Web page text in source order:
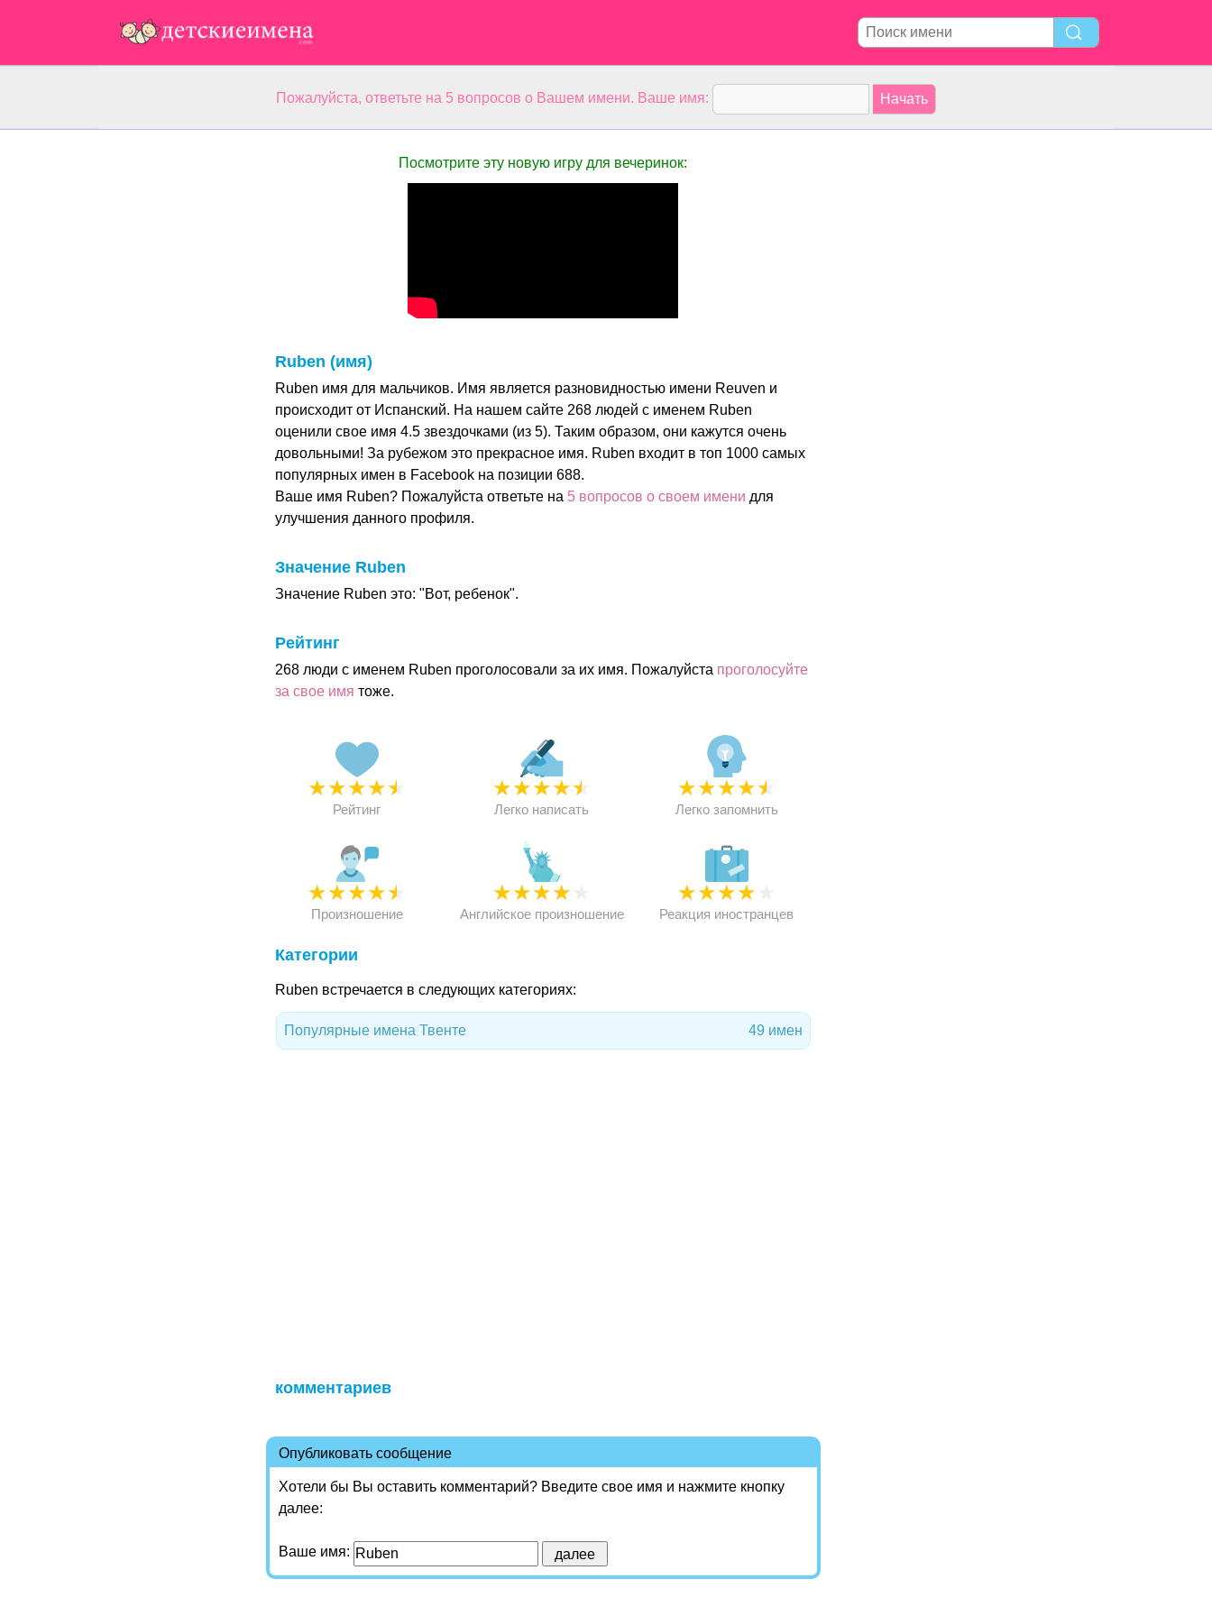
Пожалуйста, ответьте на 5 вопросов о Вашем имени. Ваше имя:
Посмотрите эту новую игру для вечеринок:
Ruben (имя)
Ruben имя для мальчиков. Имя является разновидностью имени Reuven и
происходит от Испанский. На нашем сайте 268 людей с именем Ruben
оценили свое имя 4.5 звездочками (из 5). Таким образом, они кажутся очень
довольными! За рубежом это прекрасное имя. Ruben входит в топ 1000 самых
популярных имен в Facebook на позиции 688.
Ваше имя Ruben? Пожалуйста ответьте на 5 вопросов о своем имени для
улучшения данного профиля.
Значение Ruben
Значение Ruben это: "Вот, ребенок".
Рейтинг
268 люди с именем Ruben проголосовали за их имя. Пожалуйста проголосуйте
за свое имя тоже.
★★★★★
Рейтинг
★★★★★
Легко написать
★★★★★
Легко запомнить
★★★★★
Произношение
★★★★
Английское произношение
★★★★
Реакция иностранцев
Категории
Ruben встречается в следующих категориях:
Популярные имена Твенте 49 имен
комментариев
Опубликовать сообщение
Хотели бы Вы оставить комментарий? Введите свое имя и нажмите кнопку
далее:
Ваше имя: